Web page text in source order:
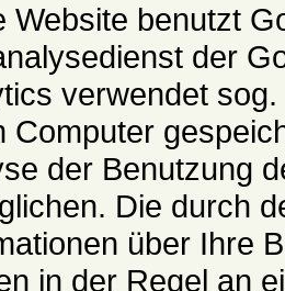
Website benutzt
der
verwendet sog.
Computer
der Benutzung
Die durch
über Ihre
in der Regel an